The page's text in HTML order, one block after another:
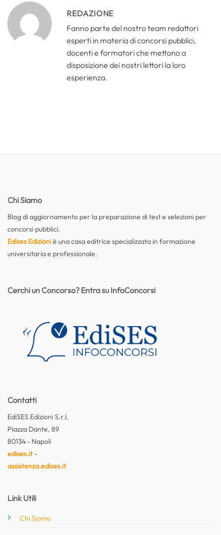
REDAZIONE
Fanno parte del nostro team redattori
esperti in materia di concorsi pubblici,
docenti e formatori che mettono a
disposizione dei nostri lettori la loro
esperienza.
Chi Siamo
Blog di aggiornamento per la preparazione di test e selezioni per
concorsi pubblici.
Edises Edizioniè una casa editrice specializzata in formazione
universitaria e professionale.
Contatti
EdiSES Edizioni S.r.l.
Piazza Dante, 89
80134 - Napoli
edises.it-
assistenza.edises.it
Link Utili
Chi Siamo
Cerchi un Concorso? Entra su InfoConcorsi